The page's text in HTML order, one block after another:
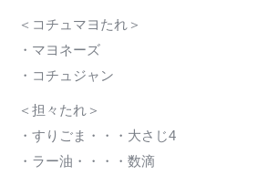
＜コチュマヨたれ＞
・マヨネーズ
・コチュジャン
＜担々たれ＞
・すりごま・・・大さじ4
・ラー油・・・・数滴